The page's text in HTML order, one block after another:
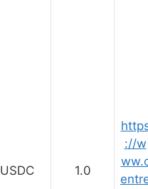
USDC 1.0
://w